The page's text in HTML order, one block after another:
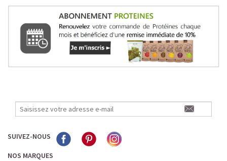
Un goût légèrement herbacé, addictif et plein de
bienfaits.
Idéal pour : recharger ses batteries sans caféine,
hydrater, et retrouver focus et sérénité.
Découvrir leMatcha Latte Glacé Protéiné
✅ Sans sucre raffiné
✅ Riche en protéines végétales de qualité
SUIVEZ-NOUS
NOS MARQUES